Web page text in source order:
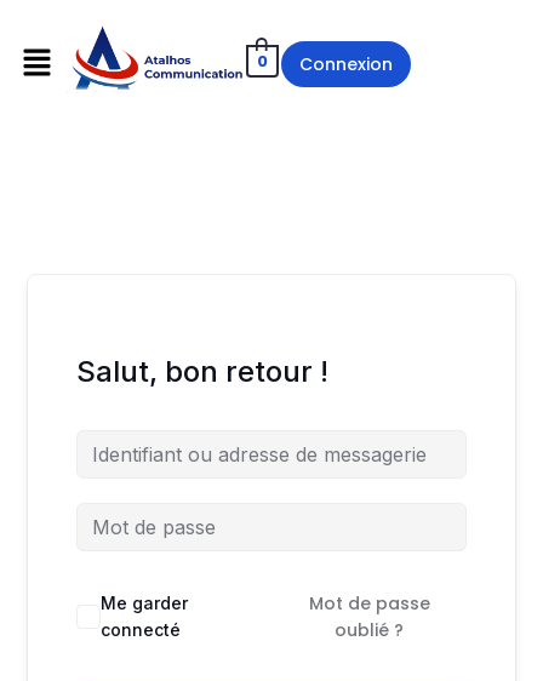
0 Connexion
Salut, bon retour !
Me garder
connecté
Mot de passe
oublié ?